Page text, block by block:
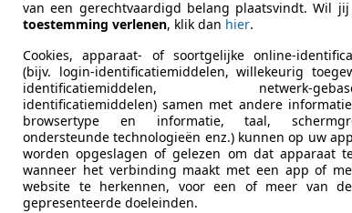
van een gerechtvaardigd belang plaatsvindt. Wil jij
toestemming verlenen, klik dan hier.
Cookies, apparaat- of soortgelijke online-
(bijv. login-identificatiemiddelen, willekeurig
identificatiemiddelen, netwerk-
identificatiemiddelen) samen met andere
browsertype en informatie, taal,
ondersteunde technologieën enz.) kunnen op uw
worden opgeslagen of gelezen om dat apparaat
wanneer het verbinding maakt met een app of
website te herkennen, voor een of meer van
gepresenteerde doeleinden.